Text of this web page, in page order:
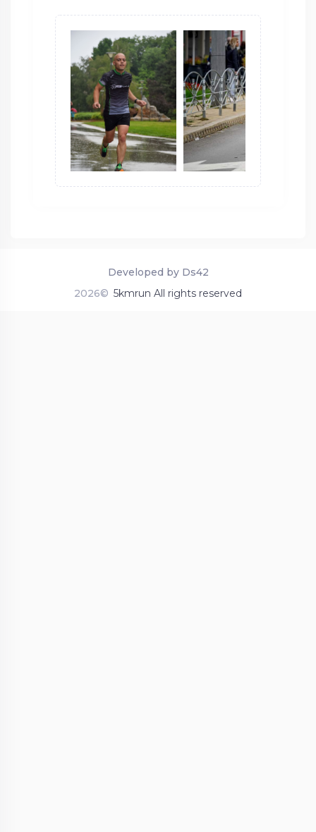
2026© 5kmrun All rights reserved
Developed by Ds42